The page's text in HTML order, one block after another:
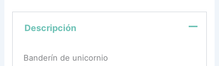
Descripción
Banderín de unicornio